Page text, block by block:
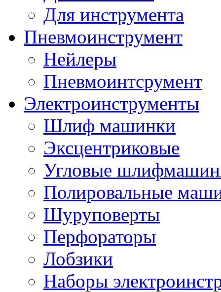
Для инструмента
Пневмоинструмент
Нейлеры
Пневмоинтсрумент
Электроинструменты
Шлиф машинки
Эксцентриковые
Угловые
Полировальные
Шуруповерты
Перфораторы
Лобзики
Наборы